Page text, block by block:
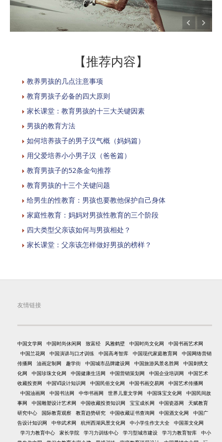
【推荐内容】
教养男孩的几点注意事项
教育男孩子必备的四大原则
家长课堂：教育男孩的十三大关键因素
男孩的教育方法
如何培养孩子的男子汉气概（妈妈篇）
用父爱培养小小男子汉（爸爸篇）
教育男孩子的52条金句推荐
教育男孩的十三个关键问题
给男生的性教育：男孩也要教他保护自己身体
家庭性教育：妈妈对男孩性教育的三个阶段
四大类型父亲该如何与男孩相处？
家长课堂：父亲该怎样做好男孩的榜样？
友情链接
中国文学网 中国时尚休闲网 致富经 风雅鹤壁 中国时尚文化网
中国书画艺术网
中国兰花网
中国演讲与口才训练 中国高考智库 中国现代家庭教育网
中国网络营销
传播网
油画定制网 趣学街 中国城市品牌建设网 中国旅游风景名胜网
中国刺绣文
化网
中国珍珠文化网 中国健康生活网 中国营销策划网 中国企业培训网
中国艺术
收藏投资网
中国VI设计知识网 中国民俗文化网 中国书画交易网
中国艺术传播网
中国油画网
中国书法网 中华书画网 世界儿童文学网 中国珠宝文化网
中国民间故
事网
中国雕塑设计艺术网 中国收藏投资知识网 宝宝成长网 中国瓷器网
天赋教育
研究中心
国际教育观察 教育趋势研究 中国收藏证书查询网 中国酒文化网
中国广
告设计知识网
中华武术网 杭州西湖风景文化网 中小学生作文大全
中国茶文化网
学习力教育中心
家长学院 学习力训练中心 学习型城市建设 学习力教育智库
中小